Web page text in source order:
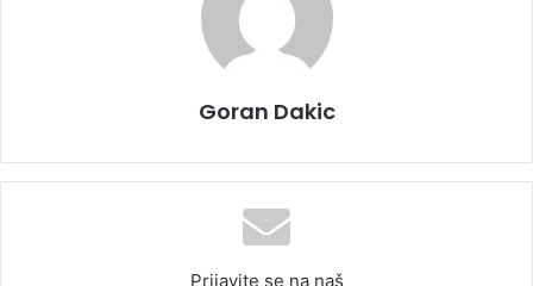
Goran Dakic
Prijavite se na naš